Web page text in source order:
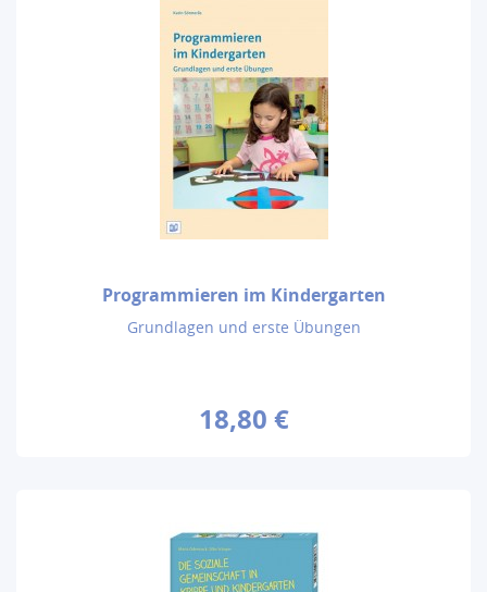
Programmieren im Kindergarten
Grundlagen und erste Übungen
18,80 €